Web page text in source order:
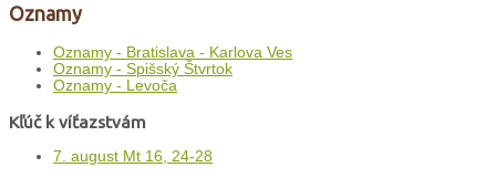
Oznamy
Oznamy - Bratislava - Karlova Ves
Oznamy - Spišský Štvrtok
Oznamy - Levoča
Kľúč k víťazstvám
7. august Mt 16, 24-28